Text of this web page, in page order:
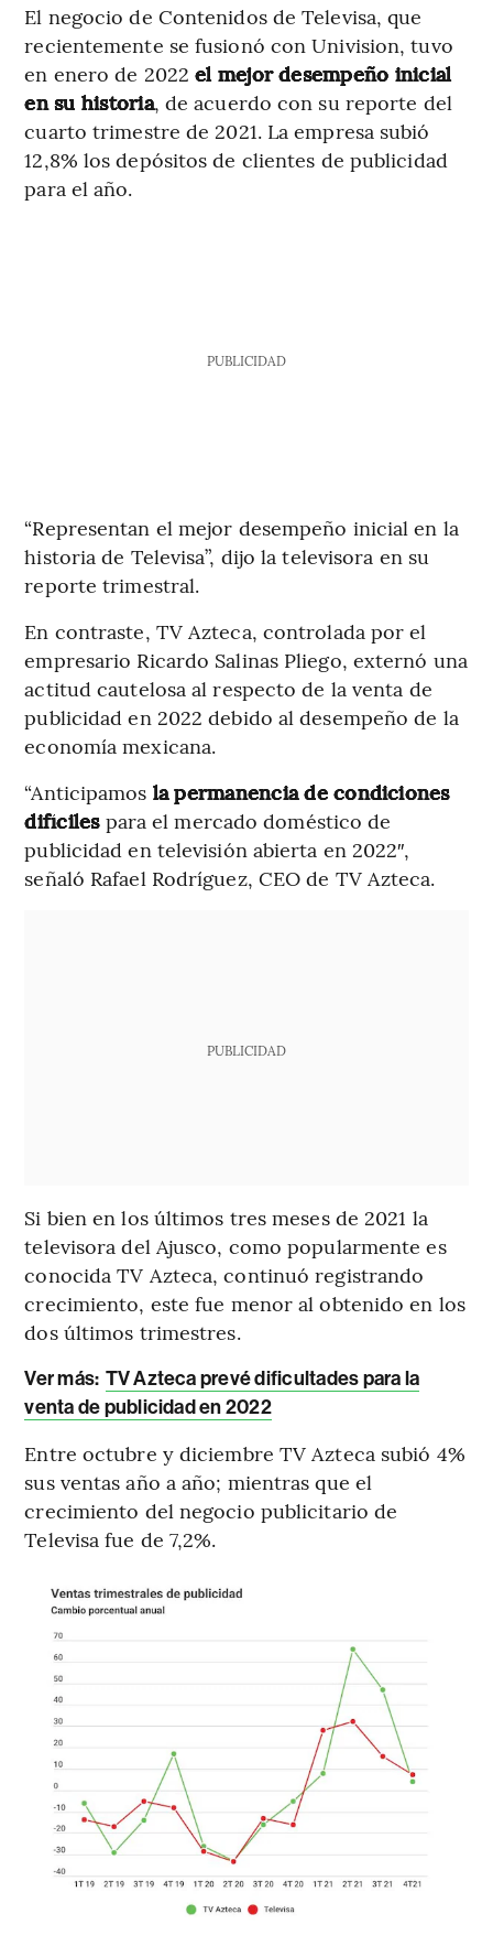
El negocio de Contenidos de Televisa, que
recientemente se fusionó con Univision, tuvo
en enero de 2022el mejor desempeño inicial
en su historia, de acuerdo con su reporte del
cuarto trimestre de 2021. La empresa subió
12,8% los depósitos de clientes de publicidad
para el año.
PUBLICIDAD
“Representan el mejor desempeño inicial en la
historia de Televisa”, dijo la televisora en su
reporte trimestral.
En contraste, TV Azteca, controlada por el
empresario Ricardo Salinas Pliego, externó una
actitud cautelosa al respecto de la venta de
publicidad en 2022 debido al desempeño de la
economía mexicana.
“Anticipamos la permanencia de condiciones
difícilespara el mercado doméstico de
publicidad en televisión abierta en 2022″,
señaló Rafael Rodríguez, CEO de TV Azteca.
PUBLICIDAD
Si bien en los últimos tres meses de 2021 la
televisora del Ajusco, como popularmente es
conocida TV Azteca, continuó registrando
crecimiento, este fue menor al obtenido en los
dos últimos trimestres.
Ver más: TV Azteca prevé dificultades para la
venta de publicidad en 2022
Entre octubre y diciembre TV Azteca subió 4%
sus ventas año a año; mientras que el
crecimiento del negocio publicitario de
Televisa fue de 7,2%.